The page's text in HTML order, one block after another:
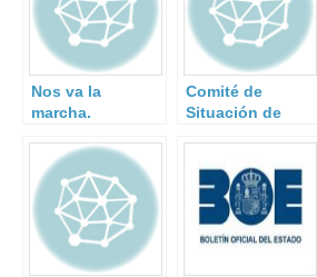
Nos va la
marcha.
Comité de
Situación de